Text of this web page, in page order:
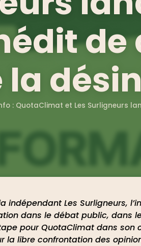
de
la
: QuotaClimat et Les Surligneurs
Les Surligneurs,
dans le débat public, dans
pour QuotaClimat dans
la libre confrontation des